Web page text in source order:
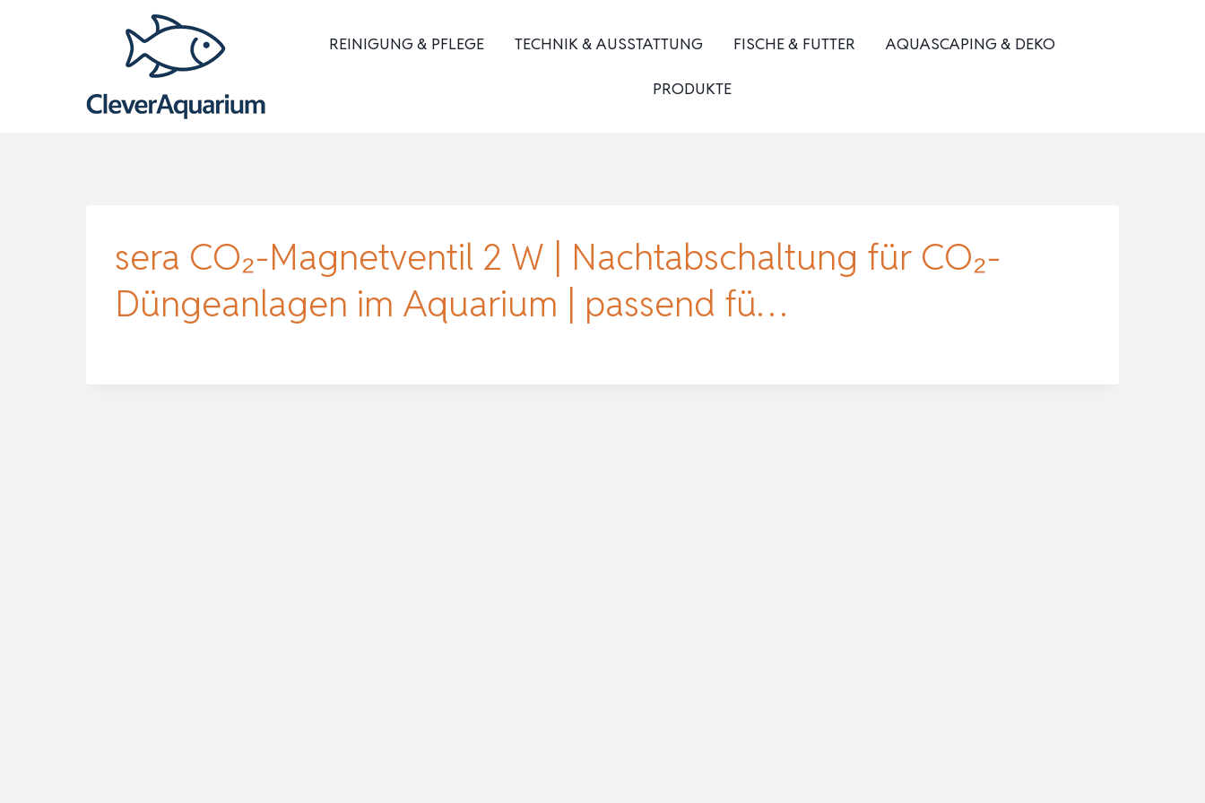
REINIGUNG & PFLEGE TECHNIK & AUSSTATTUNG FISCHE & FUTTER AQUASCAPING & DEKO
PRODUKTE
sera CO₂-Magnetventil 2 W | Nachtabschaltung für CO₂-
Düngeanlagen im Aquarium | passend fü…